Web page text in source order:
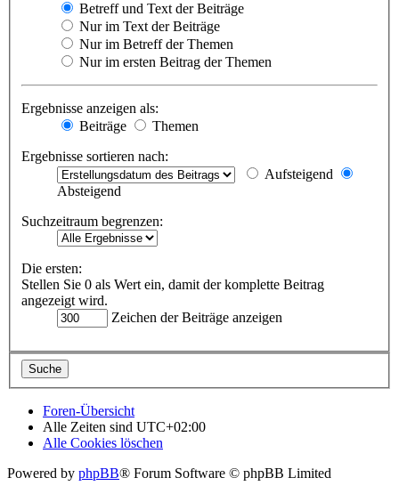
Betreff und Text der Beiträge
Nur im Text der Beiträge
Nur im Betreff der Themen
Nur im ersten Beitrag der Themen
Ergebnisse anzeigen als:
Beiträge
Themen
Ergebnisse sortieren nach:
Aufsteigend
Absteigend
Suchzeitraum begrenzen:
Die ersten:
Stellen Sie 0 als Wert ein, damit der komplette Beitrag
angezeigt wird.
Zeichen der Beiträge anzeigen
Foren-Übersicht
Alle Zeiten sind UTC+02:00
Alle Cookies löschen
Powered by phpBB® Forum Software © phpBB Limited